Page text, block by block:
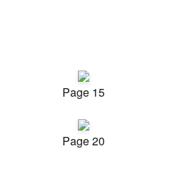
Page 15
Page 20